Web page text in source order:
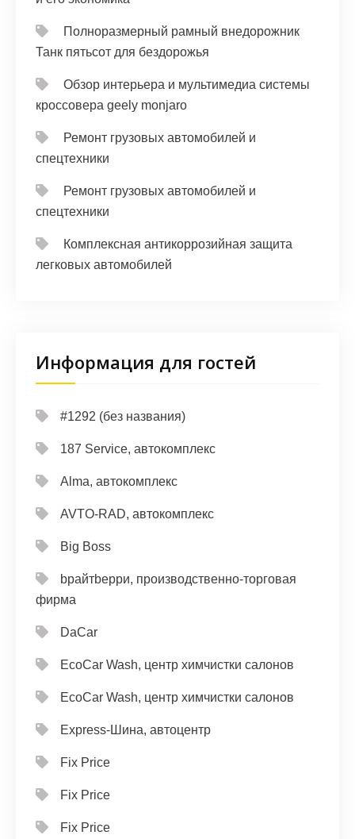
Полноразмерный рамный внедорожник
Танк пятьсот для бездорожья
Обзор интерьера и мультимедиа системы
кроссовера geely monjaro
Ремонт грузовых автомобилей и
спецтехники
Ремонт грузовых автомобилей и
спецтехники
Комплексная антикоррозийная защита
легковых автомобилей
Информация для гостей
#1292 (без названия)
187 Service, автокомплекс
Alma, автокомплекс
AVTO-RAD, автокомплекс
Big Boss
bрайтbерри, производственно-торговая
фирма
DaCar
EcoCar Wash, центр химчистки салонов
EcoCar Wash, центр химчистки салонов
Express-Шина, автоцентр
Fix Price
Fix Price
Fix Price